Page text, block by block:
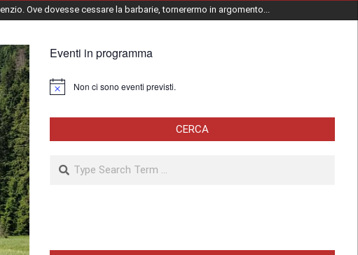
Ove dovesse cessare la barbarie, tornerermo in argomento...
Eventi in programma
Notice Non ci sono eventi previsti.
CERCA
Search